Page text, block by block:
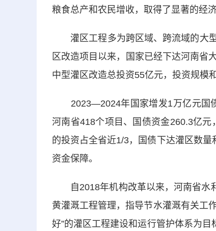
粮食总产和农民增收，取得了显著的经
灌区工程多为跨区域、跨流域的大型
区改造项目以来，国家已经下达河南省
中型灌区改造总投资55亿元，投资规模
2023—2024年国家增发1万亿元国债
河南省418个项目、国债资金260.3亿
的投资占全省近1/3，国债下达灌区数
资金保障。
自2018年机构改革以来，河南省水利
黄灌溉工程管理，指导节水灌溉有关工
好”的灌区工程建设和运行管护体系为